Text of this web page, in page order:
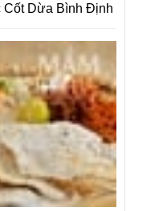
Cốt Dừa Bình Định